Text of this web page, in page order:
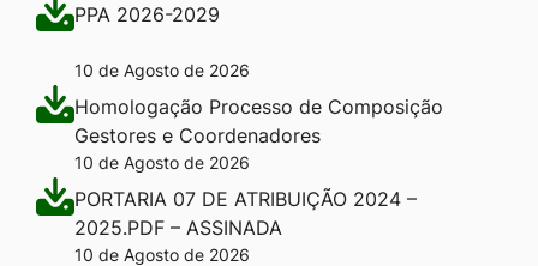
PPA 2026-2029
10 de Agosto de 2026
Homologação Processo de Composição
Gestores e Coordenadores
10 de Agosto de 2026
PORTARIA 07 DE ATRIBUIÇÃO 2024 –
2025.PDF – ASSINADA
10 de Agosto de 2026